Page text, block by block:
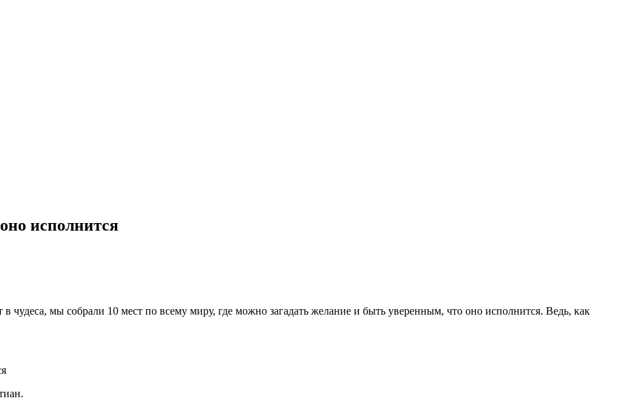
исполнится
чудеса, мы собрали 10 мест по всему миру, где можно загадать желание и быть уверенным, что оно исполнится. Ведь, как